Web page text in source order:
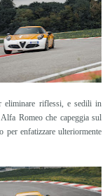
eliminare riflessi, e sedili in
Romeo che capeggia sul
per enfatizzare ulteriormente